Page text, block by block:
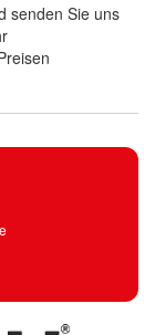
senden Sie uns